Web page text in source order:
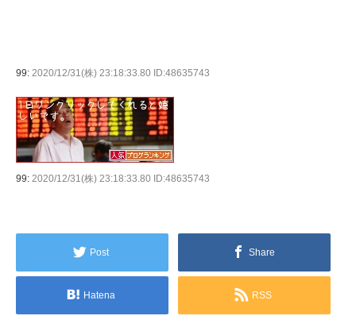
99: 2020/12/31(株) 23:18:33.80 ID:48635743
99: 2020/12/31(株) 23:18:33.80 ID:48635743
Post Share
Hatena RSS